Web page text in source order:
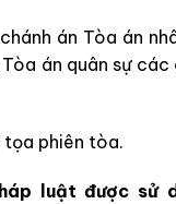
án Tòa án
án quân sự
tọa phiên tòa.
luật được sử